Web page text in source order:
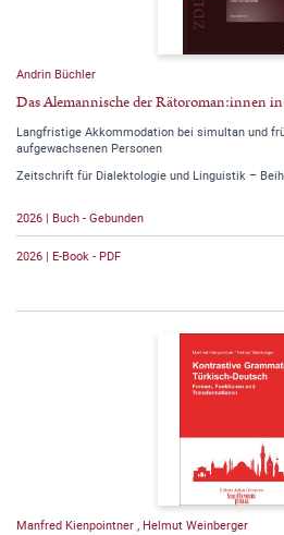
Andrin Büchler
Das Alemannische der Rätoroman:innen
Langfristige Akkommodation bei simultan und
aufgewachsenen Personen
Zeitschrift für Dialektologie und Linguistik –
2026 | Buch - Gebunden
2026 | E-Book - PDF
Manfred Kienpointner , Helmut Weinberger